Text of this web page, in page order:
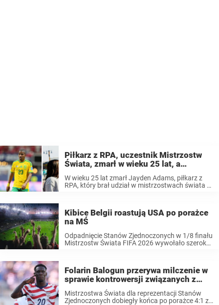
Piłkarz z RPA, uczestnik Mistrzostw
Świata, zmarł w wieku 25 lat, a
partnerkę wzruszył ludzi do łez
W wieku 25 lat zmarł Jayden Adams, piłkarz z
RPA, który brał udział w mistrzostwach świata w
Kibice Belgii roastują USA po porażce
na MŚ
Odpadnięcie Stanów Zjednoczonych w 1/8 finału
Mistrzostw Świata FIFA 2026 wywołało szeroką
Mecz fazy pucharowej pomiędzy ...
Folarin Balogun przerywa milczenie w
sprawie kontrowersji związanych z
zawieszeniem czerwonej kartki
Mistrzostwa Świata dla reprezentacji Stanów
Zjednoczonych dobiegły końca po porażce 4:1 z